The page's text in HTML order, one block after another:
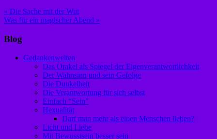
Beitragsnavigation
« Die Sache mit der Wut
Was für ein magischer Abend »
Blog
Gedankenwelten
Das Orakel als Spiegel der Eigenverantwortlichkeit
Der Wahnsinn und sein Gefolge
Die Dunkelheit
Die Verantwortung für sich selbst
Einfach “Sein”
Hexualität
Darf man mehr als einen Menschen lieben?
Licht und Liebe
Mit Bewusstsein besser sein